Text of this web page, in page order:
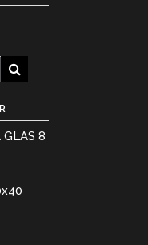
GLAS 8